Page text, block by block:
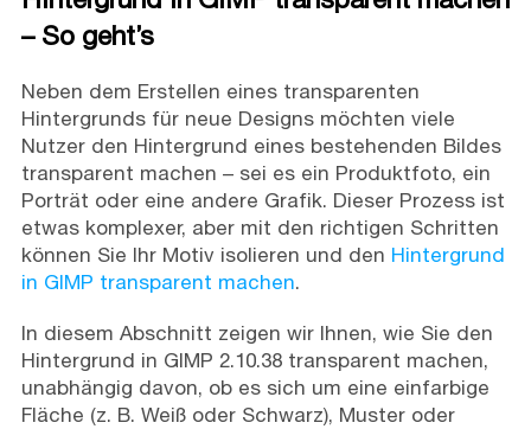
– So geht’s
Neben dem Erstellen eines transparenten
Hintergrunds für neue Designs möchten viele
Nutzer den Hintergrund eines bestehenden Bildes
transparent machen – sei es ein Produktfoto, ein
Porträt oder eine andere Grafik. Dieser Prozess ist
etwas komplexer, aber mit den richtigen Schritten
können Sie Ihr Motiv isolieren und den Hintergrund
in GIMP transparent machen.
In diesem Abschnitt zeigen wir Ihnen, wie Sie den
Hintergrund in GIMP 2.10.38 transparent machen,
unabhängig davon, ob es sich um eine einfarbige
Fläche (z. B. Weiß oder Schwarz), Muster oder